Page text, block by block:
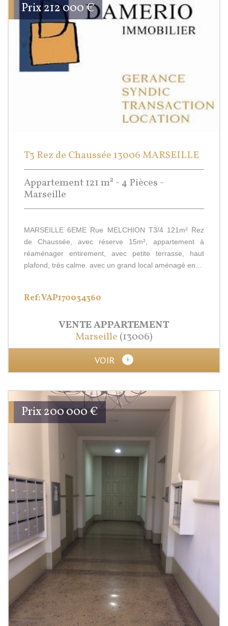
Prix212 000€
T3 Rez de Chaussée 13006 MARSEILLE
Appartement 121 m² - 4 Pièces -
Marseille
MARSEILLE 6EME Rue MELCHION T3/4 121m² Rez
de Chaussée, avec réserve 15m², appartement à
réaménager entirement, avec petite terrasse, haut
plafond, très calme. avec un grand local aménagé en...
Ref: VAP170034360
VENTEAPPARTEMENT
Marseille (13006)
VOIR
Prix200 000€